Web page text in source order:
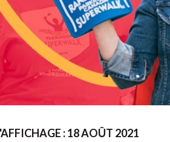
: 18 AOÛT 2021